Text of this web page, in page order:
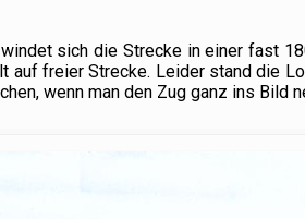
sich die Strecke in einer fast
auf freier Strecke. Leider stand die
wenn man den Zug ganz ins Bild